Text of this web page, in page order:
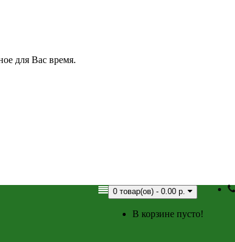
для Вас время.
0 товар(ов) - 0.00 р.
В корзине пусто!